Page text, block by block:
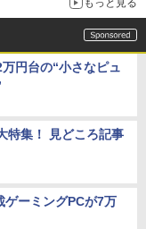
円台の“小さなピュ
特集！ 見どころ記事
ーミングPCが7万